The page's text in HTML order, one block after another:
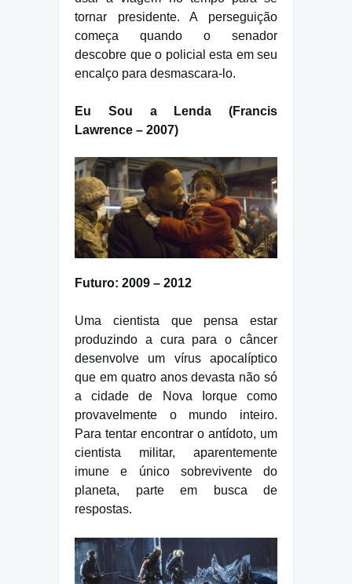
tornar presidente. A perseguição
começa quando o senador
descobre que o policial esta em seu
encalço para desmascara-lo.
Eu Sou a Lenda (Francis
Lawrence – 2007)
Futuro: 2009 – 2012
Uma cientista que pensa estar
produzindo a cura para o câncer
desenvolve um vírus apocalíptico
que em quatro anos devasta não só
a cidade de Nova Iorque como
provavelmente o mundo inteiro.
Para tentar encontrar o antídoto, um
cientista militar, aparentemente
imune e único sobrevivente do
planeta, parte em busca de
respostas.